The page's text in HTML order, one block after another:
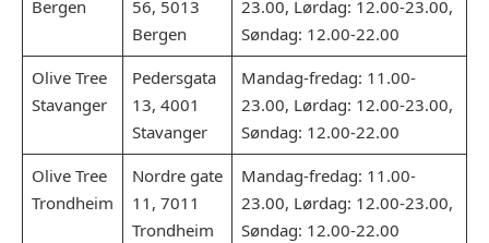
Bergen
56, 5013
Bergen
23.00, Lørdag: 12.00-23.00,
Søndag: 12.00-22.00
Olive Tree
Stavanger
Pedersgata
13, 4001
Stavanger
Mandag-fredag: 11.00-
23.00, Lørdag: 12.00-23.00,
Søndag: 12.00-22.00
Olive Tree
Trondheim
Nordre gate
11, 7011
Trondheim
Mandag-fredag: 11.00-
23.00, Lørdag: 12.00-23.00,
Søndag: 12.00-22.00